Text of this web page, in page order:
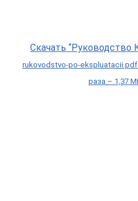
Скачать “Руководство
rukovodstvo-po-
раза – 1,37